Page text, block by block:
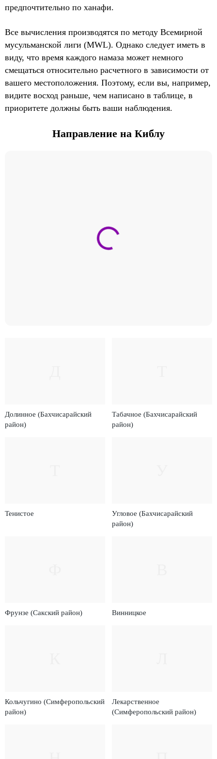
предпочтительно по ханафи.
Все вычисления производятся по методу Всемирной
мусульманской лиги (MWL). Однако следует иметь в
виду, что время каждого намаза может немного
смещаться относительно расчетного в зависимости от
вашего местоположения. Поэтому, если вы, например,
видите восход раньше, чем написано в таблице, в
приоритете должны быть ваши наблюдения.
Направление на Киблу
Долинное (Бахчисарайский
район)
Табачное (Бахчисарайский
район)
Тенистое
Угловое (Бахчисарайский
район)
Фрунзе (Сакский район) Винницкое
Кольчугино (Симферопольский
район)
Лекарственное
(Симферопольский район)